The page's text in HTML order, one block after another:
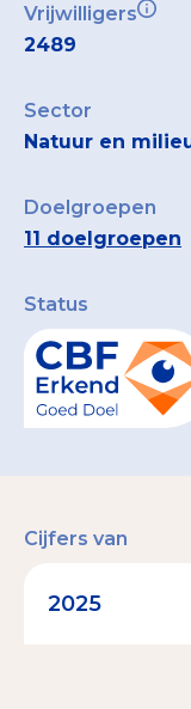
Vrijwilligers
2489
Sector
Natuur en
Doelgroepen
11 doelgroepen
Status
Cijfers van